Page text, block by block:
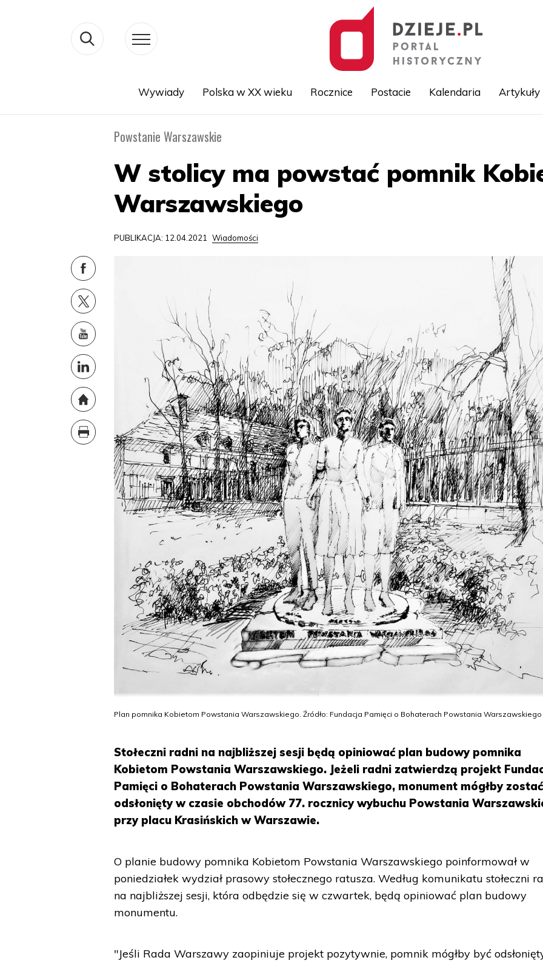
Wywiady Polska w XX wieku Rocznice Postacie Kalendaria Artykuły
Powstanie Warszawskie
W stolicy ma powstać pomnik
Warszawskiego
PUBLIKACJA: 12.04.2021 Wiadomości
Plan pomnika Kobietom Powstania Warszawskiego. Źródło: Fundacja Pamięci o Bohaterach Powstania Warszawskiego
Stołeczni radni na najbliższej sesji będą opiniować plan budowy pomnika
Kobietom Powstania Warszawskiego. Jeżeli radni zatwierdzą projekt
Pamięci o Bohaterach Powstania Warszawskiego, monument mógłby zostać
odsłonięty w czasie obchodów 77. rocznicy wybuchu Powstania
przy placu Krasińskich w Warszawie.
O planie budowy pomnika Kobietom Powstania Warszawskiego poinformował w
poniedziałek wydział prasowy stołecznego ratusza. Według komunikatu stołeczni
na najbliższej sesji, która odbędzie się w czwartek, będą opiniować plan budowy
monumentu.
"Jeśli Rada Warszawy zaopiniuje projekt pozytywnie, pomnik mógłby być